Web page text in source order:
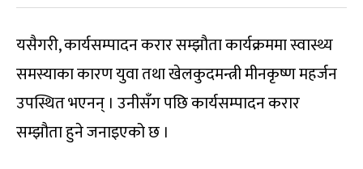
यसैगरी, कार्यसम्पादन करार सम्झौता कार्यक्रममा स्वास्थ्य
समस्याका कारण युवा तथा खेलकुदमन्त्री मीनकृष्ण महर्जन
उपस्थित भएनन् । उनीसँग पछि कार्यसम्पादन करार
सम्झौता हुने जनाइएको छ ।